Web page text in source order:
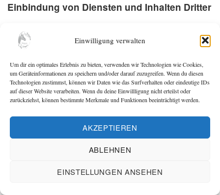
Einwilligung verwalten
Um dir ein optimales Erlebnis zu bieten, verwenden wir Technologien wie Cookies,
um Geräteinformationen zu speichern und/oder darauf zuzugreifen. Wenn du diesen
Technologien zustimmst, können wir Daten wie das Surfverhalten oder eindeutige IDs
auf dieser Website verarbeiten. Wenn du deine Einwillligung nicht erteilst oder
zurückziehst, können bestimmte Merkmale und Funktionen beeinträchtigt werden.
AKZEPTIEREN
ABLEHNEN
EINSTELLUNGEN ANSEHEN
Einbindung von Diensten und Inhalten Dritter
Wir setzen innerhalb unseres Onlineangebotes auf Grundlage
unserer berechtigten Interessen (d.h. Interesse an der Analyse,
Optimierung und wirtschaftlichem Betrieb unseres
Onlineangebotes im Sinne des Art. 6 Abs. 1 lit. f. DSGVO)
Inhalts- oder Serviceangebote von Drittanbietern ein, um deren
Inhalte und Services, wie z.B. Videos oder Schriftarten
einzubinden (nachfolgend einheitlich bezeichnet als “Inhalte”).
die Inhalte nicht an deren Browser senden könnten. Die IP-